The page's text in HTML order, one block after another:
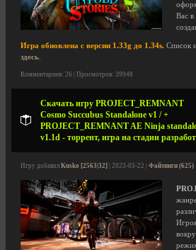
Вас
Игра обновлена с версии 1.33g до 1.34s. Список
здесь
Комментариев: 26 | Просмотров: 39948
Скачать игру PROJECT_REMNANT
Cosmo Succubus Standalone v1 / +
PROJECT_REMNANT AE Ninja
v1.1d - торрент, игра на стадии
Игру добавил Kusko [2563|32] | 2023-03-22 | Файтинги (625)